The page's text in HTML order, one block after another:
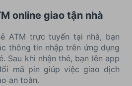
online giao tận nhà
ATM trực tuyến tại nhà, bạn
thông tin nhập trên ứng dụng
Sau khi nhận thẻ, bạn lên app
mã pin giúp việc giao dịch
an toàn.